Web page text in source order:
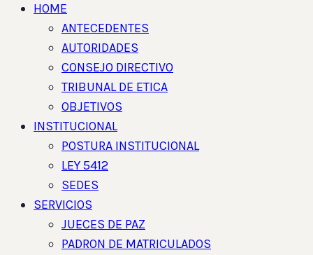
HOME
ANTECEDENTES
AUTORIDADES
CONSEJO DIRECTIVO
TRIBUNAL DE ETICA
OBJETIVOS
INSTITUCIONAL
POSTURA INSTITUCIONAL
LEY 5412
SEDES
SERVICIOS
JUECES DE PAZ
PADRON DE MATRICULADOS